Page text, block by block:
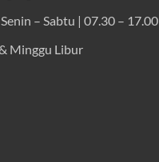
Senin – Sabtu | 07.30 – 17.00
Minggu Libur